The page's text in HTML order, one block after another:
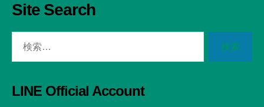
Site Search
LINE Official Account